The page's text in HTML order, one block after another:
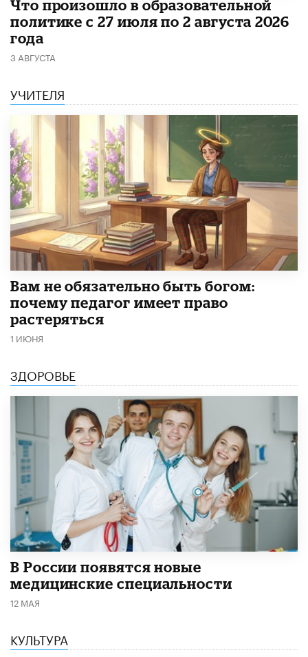
​Что произошло в образовательной
политике с 27 июля по 2 августа 2026
года
3 АВГУСТА
УЧИТЕЛЯ
​Вам не обязательно быть богом:
почему педагог имеет право
растеряться
1 ИЮНЯ
ЗДОРОВЬЕ
В России появятся новые
медицинские специальности
12 МАЯ
КУЛЬТУРА